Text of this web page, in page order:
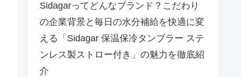
Sidagarってどんなブランド？こだわり
の企業背景と毎日の水分補給を快適に変
える「Sidagar 保温保冷タンブラー ステ
ンレス製ストロー付き」の魅力を徹底紹
介